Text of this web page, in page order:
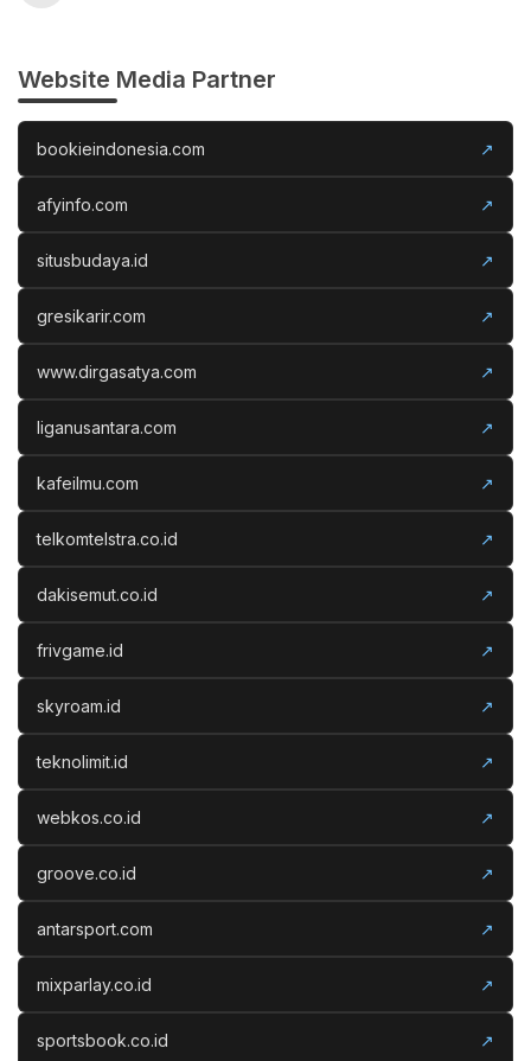
Website Media Partner
bookieindonesia.com ↗
afyinfo.com ↗
situsbudaya.id ↗
gresikarir.com ↗
www.dirgasatya.com ↗
liganusantara.com ↗
kafeilmu.com ↗
telkomtelstra.co.id ↗
dakisemut.co.id ↗
frivgame.id ↗
skyroam.id ↗
teknolimit.id ↗
webkos.co.id ↗
groove.co.id ↗
antarsport.com ↗
mixparlay.co.id ↗
sportsbook.co.id ↗